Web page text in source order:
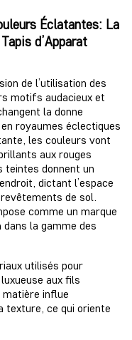
Éclatantes: La
d’Apparat
de l’utilisation des
motifs audacieux et
la donne
royaumes éclectiques
les couleurs vont
aux rouges
teintes donnent un
dictant l’espace
de sol.
comme un marque
la gamme des
utilisés pour
aux fils
matière influe
texture, ce qui oriente